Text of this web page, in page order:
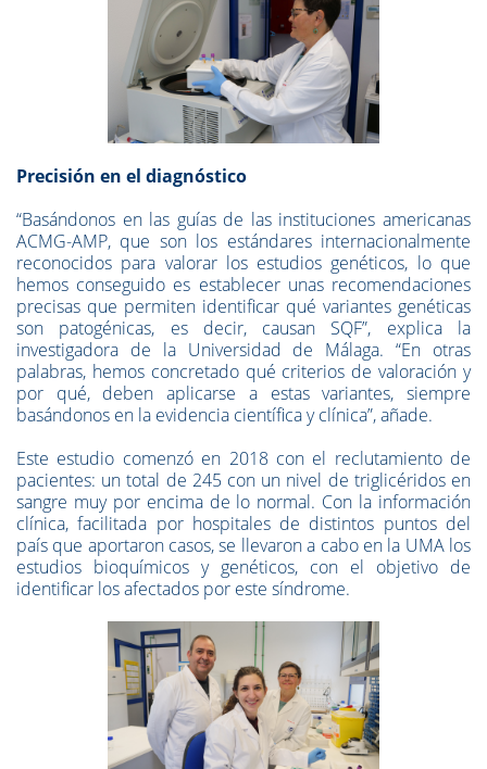
Precisión en el diagnóstico
“Basándonos en las guías de las instituciones americanas
ACMG-AMP, que son los estándares internacionalmente
reconocidos para valorar los estudios genéticos, lo que
hemos conseguido es establecer unas recomendaciones
precisas que permiten identificar qué variantes genéticas
son patogénicas, es decir, causan SQF”, explica la
investigadora de la Universidad de Málaga. “En otras
palabras, hemos concretado qué criterios de valoración y
por qué, deben aplicarse a estas variantes, siempre
basándonos en la evidencia científica y clínica”, añade.
Este estudio comenzó en 2018 con el reclutamiento de
pacientes: un total de 245 con un nivel de triglicéridos en
sangre muy por encima de lo normal. Con la información
clínica, facilitada por hospitales de distintos puntos del
país que aportaron casos, se llevaron a cabo en la UMA los
estudios bioquímicos y genéticos, con el objetivo de
identificar los afectados por este síndrome.